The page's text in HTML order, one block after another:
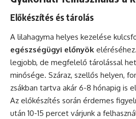
Előkészítés és tárolás
A lilahagyma helyes kezelése
egészségügyi előnyök
legjobb, de megfelelő tárolással
minősége. Száraz, szellős helyen,
zsákban tartva akár 6-8 hónapig is
Az előkészítés során érdemes
után 10-15 percet várjunk a